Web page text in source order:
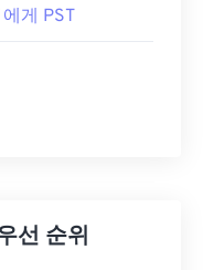
에게 PST
선 순위